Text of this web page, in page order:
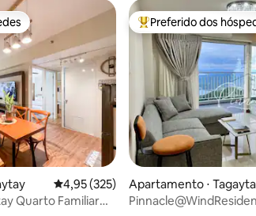
4,95 de uma avaliação média de 5,
4,95 (325)
Quarto Familiar
Entre os melhores
Preferido dos
Apartamento ⋅